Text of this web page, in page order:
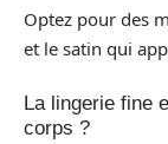
Optez pour des
et le satin qui
La lingerie fine
corps ?